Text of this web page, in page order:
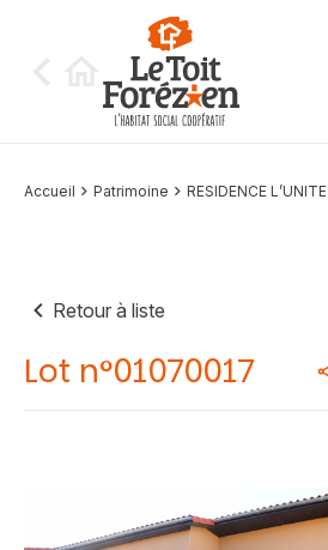
Accueil Patrimoine RESIDENCE L’UNITE
Retour à liste
Lot n°01070017